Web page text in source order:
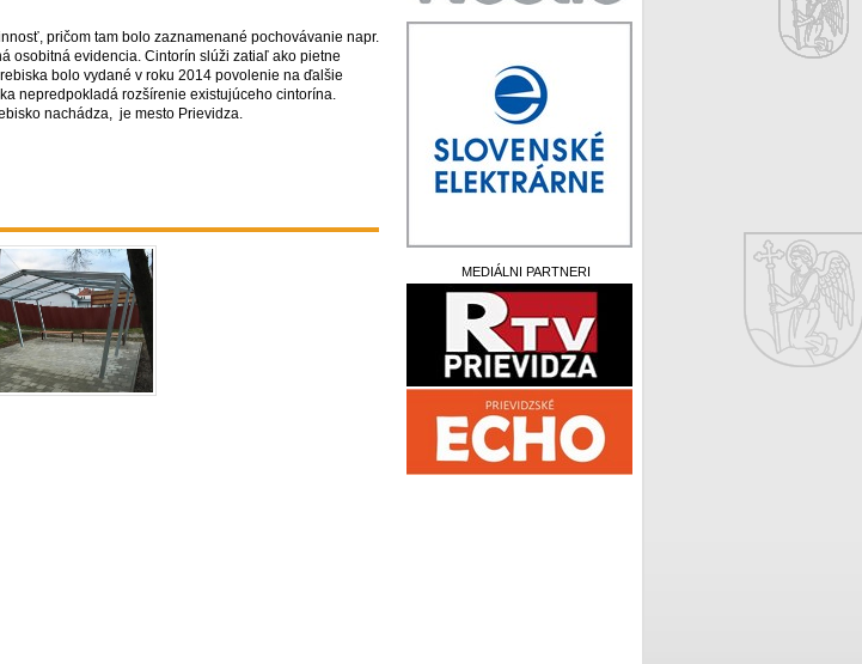
pričom tam bolo zaznamenané pochovávanie napr.
osobitná evidencia. Cintorín slúži zatiaľ ako pietne
bolo vydané v roku 2014 povolenie na ďalšie
nepredpokladá rozšírenie existujúceho cintorína.
nachádza, je mesto Prievidza.
MEDIÁLNI PARTNERI